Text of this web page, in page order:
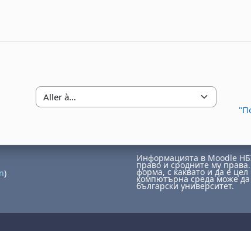
Aller à…
Информацията в Moodle
право и сродните му
форма, с каквато и да е
компютърна среда може да
български университет.
)